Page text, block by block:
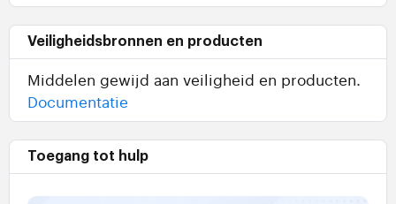
Veiligheidsbronnen en producten
Middelen gewijd aan veiligheid en producten.
Documentatie
Toegang tot hulp